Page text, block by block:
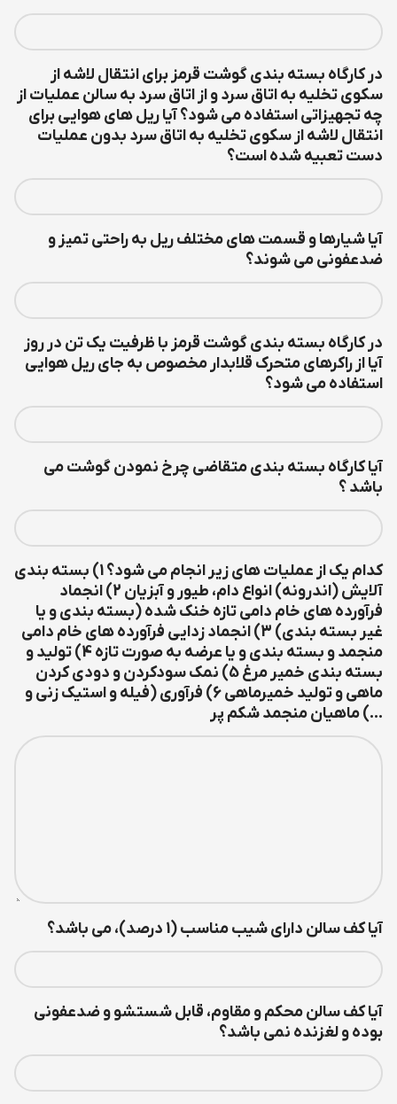
در کارگاه بسته بندی گوشت قرمز برای انتقال لاشه از
سکوی تخلیه به اتاق سرد و از اتاق سرد به سالن عملیات از
چه تجهیزاتی استفاده می شود؟ آیا ریل های هوایی برای
انتقال لاشه از سکوی تخلیه به اتاق سرد بدون عملیات
دست تعبیه شده است؟
آیا شیارها و قسمت های مختلف ریل به راحتی تمیز و
ضدعفونی می شوند؟
در کارگاه بسته بندی گوشت قرمز با ظرفیت یک تن در روز
آیا از راکرهای متحرک قلابدار مخصوص به جای ریل هوایی
استفاده می شود؟
آیا کارگاه بسته بندی متقاضی چرخ نمودن گوشت می
باشد ؟
کدام یک از عملیات های زیر انجام می شود؟ 1) بسته بندي
آلايش (اندرونه) انواع دام، طيور و آبزيان 2) انجماد
فرآورده هاي خام دامي تازه خنك شده (بسته بندي و يا
غير بسته بندي) 3) انجماد زدايي فرآورده هاي خام دامي
منجمد و بسته بندي و يا عرضه به صورت تازه 4) توليد و
بسته بندي خمير مرغ 5) نمک سودكردن و دودي كردن
ماهي و توليد خميرماهي 6) فرآوري (فيله و استيک زني و
...) ماهيان منجمد شکم پر
آیا کف سالن دارای شيب مناسب (1 درصد)، می باشد؟
آیا کف سالن محکم و مقاوم، قابل شستشو و ضدعفوني
بوده و لغزنده نمی باشد؟